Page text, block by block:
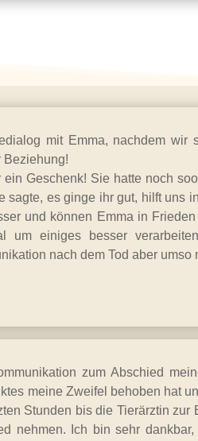
mit Emma, nachdem
Beziehung!
ein Geschenk! Sie hatte noch
sagte, es ginge ihr gut, hilft uns
und können Emma in
um einiges besser
nach dem Tod aber umso
zum Abschied
meine Zweifel behoben hat
Stunden bis die Tierärztin
nehmen. Ich bin sehr